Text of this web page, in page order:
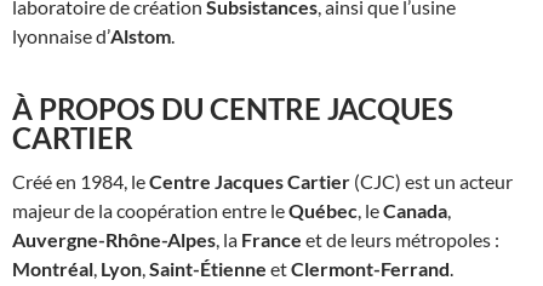
laboratoire de création Subsistances, ainsi que l’usine
lyonnaise d’Alstom.
À PROPOS DU CENTRE JACQUES
CARTIER
Créé en 1984, leCentre Jacques Cartier (CJC) est un acteur
majeur de la coopération entre leQuébec, leCanada,
Auvergne-Rhône-Alpes, la France et de leurs métropoles :
Montréal, Lyon,Saint-Étienne etClermont-Ferrand.